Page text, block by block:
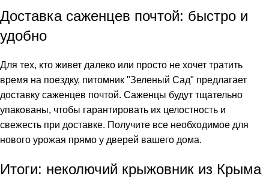
Доставка саженцев почтой: быстро и
удобно
Для тех, кто живет далеко или просто не хочет тратить
время на поездку, питомник "Зеленый Сад" предлагает
доставку саженцев почтой. Саженцы будут тщательно
упакованы, чтобы гарантировать их целостность и
свежесть при доставке. Получите все необходимое для
нового урожая прямо у дверей вашего дома.
Итоги: неколючий крыжовник из Крыма